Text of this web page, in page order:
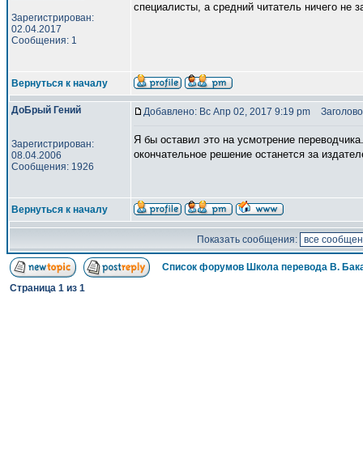
Зарегистрирован:
02.04.2017
Сообщения: 1
специалисты, а средний читатель ничего не
Вернуться к началу
ДоБрый Гений
Зарегистрирован:
08.04.2006
Сообщения: 1926
Добавлено: Вс Апр 02, 2017 9:19 pm
Я бы оставил это на усмотрение
окончательное решение останется за
Вернуться к началу
Показать сообщения:
Список форумов Школа перевода В.
Страница 1 из 1